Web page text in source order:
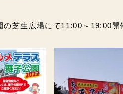
の芝生広場にて11:00～19:00開